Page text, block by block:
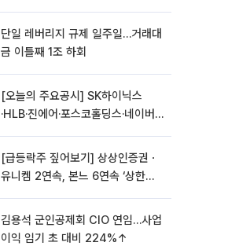
단일 레버리지 규제 일주일…거래대
금 이틀째 1조 하회
[오늘의 주요공시] SK하이닉스
·HLB·진에어·포스코홀딩스·네이버·
[급등락주 짚어보기] 상상인증권ㆍ
유니켐 2연속, 본느 6연속 ‘상한
김용석 군인공제회 CIO 연임…사업
이익 임기 초 대비 224%↑